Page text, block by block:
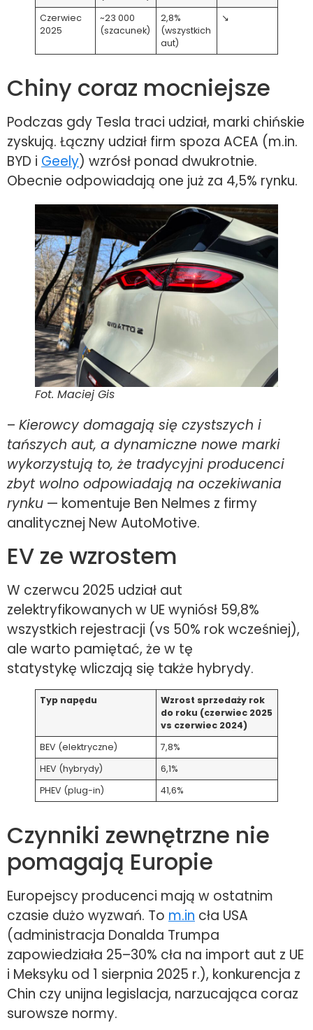
Czerwiec
2025
~23 000
(szacunek)
2,8%
(wszystkich
aut)
↘
Chiny coraz mocniejsze
Podczas gdy Tesla traci udział, marki chińskie
zyskują. Łączny udział firm spoza ACEA (m.in.
BYD i Geely) wzrósł ponad dwukrotnie.
Obecnie odpowiadają one już za 4,5% rynku.
Fot. Maciej Gis
– Kierowcy domagają się czystszych i
tańszych aut, a dynamiczne nowe marki
wykorzystują to, że tradycyjni producenci
zbyt wolno odpowiadają na oczekiwania
rynku — komentuje Ben Nelmes z firmy
analitycznej New AutoMotive.
EV ze wzrostem
W czerwcu 2025 udział aut
zelektryfikowanych w UE wyniósł 59,8%
wszystkich rejestracji (vs 50% rok wcześniej),
ale warto pamiętać, że w tę
statystykę wliczają się także hybrydy.
Typ napędu
Wzrost sprzedaży rok
do roku (czerwiec 2025
vs czerwiec 2024)
BEV (elektryczne)
7,8%
HEV (hybrydy)
6,1%
PHEV (plug-in)
41,6%
Czynniki zewnętrzne nie
pomagają Europie
Europejscy producenci mają w ostatnim
czasie dużo wyzwań. To m.in cła USA
(administracja Donalda Trumpa
zapowiedziała 25–30% cła na import aut z UE
i Meksyku od 1 sierpnia 2025 r.), konkurencja z
Chin czy unijna legislacja, narzucająca coraz
surowsze normy.